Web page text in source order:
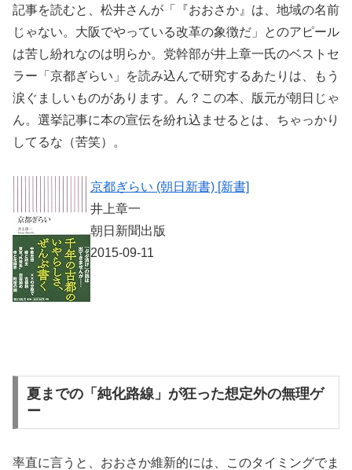
記事を読むと、松井さんが「『おおさか』は、地域の名前
じゃない。大阪でやっている改革の象徴だ」とのアピール
は苦し紛れなのは明らか。党幹部が井上章一氏のベストセ
ラー「京都ぎらい」を読み込んで研究するあたりは、もう
涙ぐましいものがあります。ん？この本、版元が朝日じゃ
ん。選挙記事に本の宣伝を紛れ込ませるとは、ちゃっかり
してるな（苦笑）。
京都ぎらい (朝日新書) [新書]
井上章一
朝日新聞出版
2015-09-11
夏までの「純化路線」が狂った想定外の無理ゲ
ー
率直に言うと、おおさか維新的には、このタイミングでま